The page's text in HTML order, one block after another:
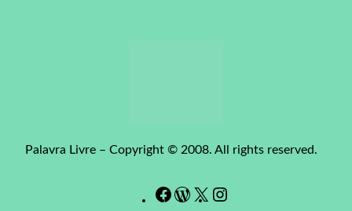
Palavra Livre – Copyright © 2008. All rights reserved.
F
W
#